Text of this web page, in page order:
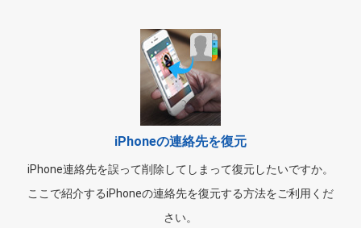
iPhoneの連絡先を復元
iPhone連絡先を誤って削除してしまって復元したいですか。
ここで紹介するiPhoneの連絡先を復元する方法をご利用くだ
さい。